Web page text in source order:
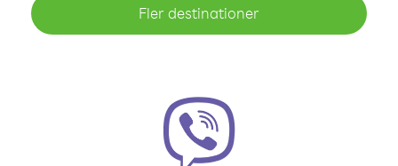
Fler destinationer